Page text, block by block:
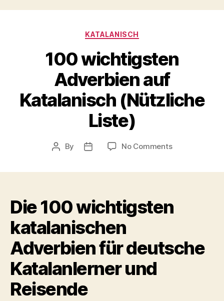
Categories
KATALANISCH
100 wichtigsten
Adverbien auf
Katalanisch (Nützliche
Liste)
Post
By
Post
No Commentson
(Nützliche
Die 100 wichtigsten
katalanischen
Adverbien für deutsche
Katalanlerner und
Reisende